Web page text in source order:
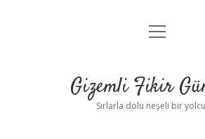
Anasayfa
Yasal Uyarı
menüyü
Gizemli Fikir
Sırlarla dolu neşeli bir